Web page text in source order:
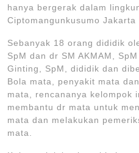
hanya bergerak dalam
Ciptomangunkusumo Jakarta
Sebanyak 18 orang dididik
SpM dan dr SM AKMAM,
Ginting, SpM, dididik dan
Bola mata, penyakit mata
mata, rencananya kelompok
membantu dr mata untuk
mata dan melakukan
mata.